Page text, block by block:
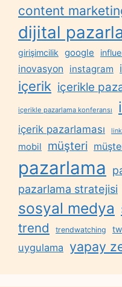
content
dijital
girişimcilik google
inovasyon instagram
içerik içerikle
içerikle pazarlama konferansı
içerik pazarlaması
mobil müşteri
pazarlama
pazarlama stratejisi
sosyal medya
trend trendwatching
uygulama yapay